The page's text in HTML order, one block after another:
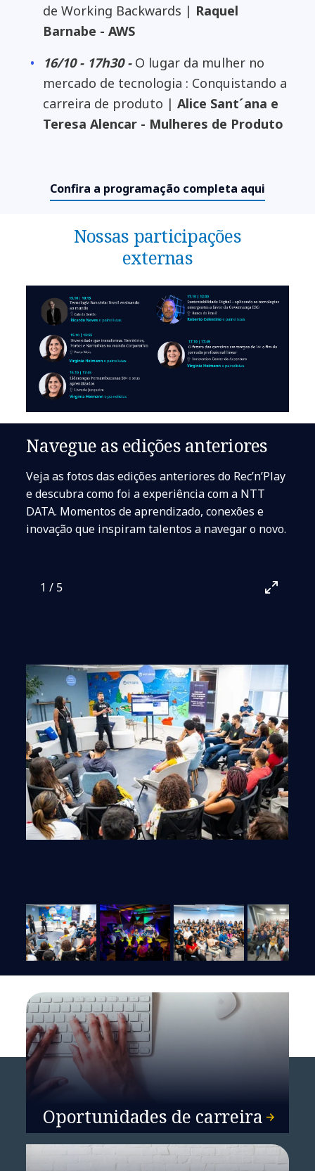
de Working Backwards | Raquel
Barnabe - AWS
16/10 - 17h30 -O lugar da mulher no
mercado de tecnologia : Conquistando a
carreira de produto |Alice Sant´ana e
Teresa Alencar - Mulheres de Produto
Confira a programação completa aqui
Nossas participações
externas
Navegue as edições anteriores
Veja as fotos das edições anteriores do Rec’n’Play
e descubra como foi a experiência com a NTT
DATA. Momentos de aprendizado, conexões e
inovação que inspiram talentos a navegar o novo.
1 / 5
Oportunidades de carreira